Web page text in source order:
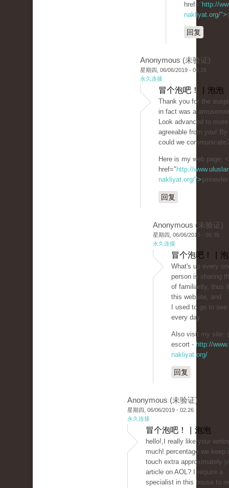
href=" http://
nakliyat.org/">
回复
Anonymous (未验证)
星期四, 06/06/2019 - 06:26
永久连接
冒个泡吧！ | 泡泡
Thank you for the
in fact was a
Look advanced to
agreeable from you!
could we
Here is my web page;
href=" http://
nakliyat.org/">
回复
Anonymous (未验证)
星期四, 06/06/2019 - 06:35
永久连接
冒个泡吧！ |
What's up every
person is sharing
of familiarity, thus
this website, and
I used to go to
every day.
Also visit my site:
escort - http://
nakliyat.org/
回复
Anonymous (未验证)
星期四, 06/06/2019 - 02:26
永久连接
冒个泡吧！ | 泡泡
hello!,I really like your
much! percentage we keep
touch extra approximately
article on AOL? I require a
specialist in this house to